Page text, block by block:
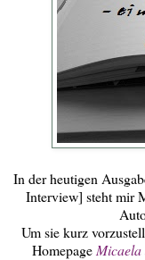
In der heutigen
Interview] steht mir
Um sie kurz
Homepage